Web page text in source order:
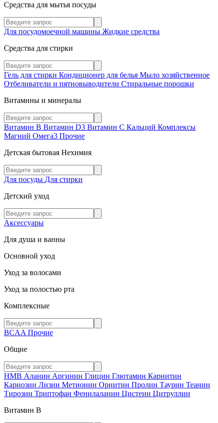
Средства для мытья посуды
Для посудомоечной машины Жидкие средства
Средства для стирки
Гель для стирки Кондиционер для белья Мыло хозяйственное
Отбеливатели и пятновыводители Стиральные порошки
Витамины и минералы
Витамин В Витамин D3 Витамин С Кальций Комплексы
Магний Омега3 Прочие
Детская бытовая Нехимия
Для посуды Для стирки
Детский уход
Аксессуары
Для душа и ванны
Основной уход
Уход за волосами
Уход за полостью рта
Комплексные
BCAA Прочие
Общие
HMB Аланин Аргинин Глицин Глютамин Карнитин
Карнозин Лизин Метионин Орнитин Пролин Таурин Теанин
Тирозин Триптофан Фенилаланин Цистеин Цитруллин
Витамин В